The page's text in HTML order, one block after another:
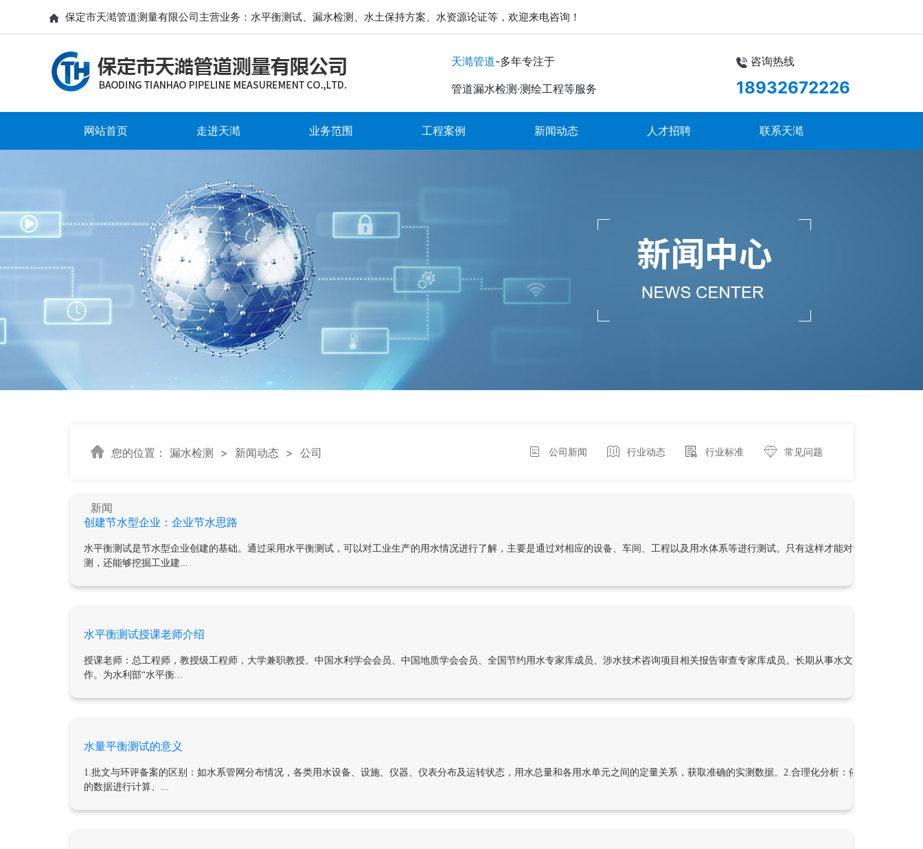
保定市天澔管道测量有限公司主营业务：水平衡测试、漏水检测、水土保持方案、水资源论证等，欢迎来电咨询！
天澔管道-多年专注于
管道漏水检测·测绘工程等服务
咨询热线
18932672226
网站首页 走进天澔 业务范围 工程案例 新闻动态 人才招聘 联系天澔
您的位置： 漏水检测 > 新闻动态 > 公司
新闻
常见问题
行业标准
行业动态
公司新闻
创建节水型企业：企业节水思路
水平衡测试是节水型企业创建的基础。通过采用水平衡测试，可以对工业生产的用水情况进行了解，主要是通过对相应的设备、车间、工程以及用水体系等进行测试。只有这样才能对企业的用水水平
测，还能够挖掘工业建...
水平衡测试授课老师介绍
授课老师：总工程师，教授级工程师，大学兼职教授。中国水利学会会员、中国地质学会会员、全国节约用水专家库成员、涉水技术咨询项目相关报告审查专家库成员。长期从事水文、水资源、节水
作。为水利部“水平衡...
水量平衡测试的意义
1.批文与环评备案的区别：如水系管网分布情况，各类用水设备、设施、仪器、仪表分布及运转状态，用水总量和各用水单元之间的定量关系，获取准确的实测数据。2.合理化分析：依据掌握的资料
的数据进行计算、...